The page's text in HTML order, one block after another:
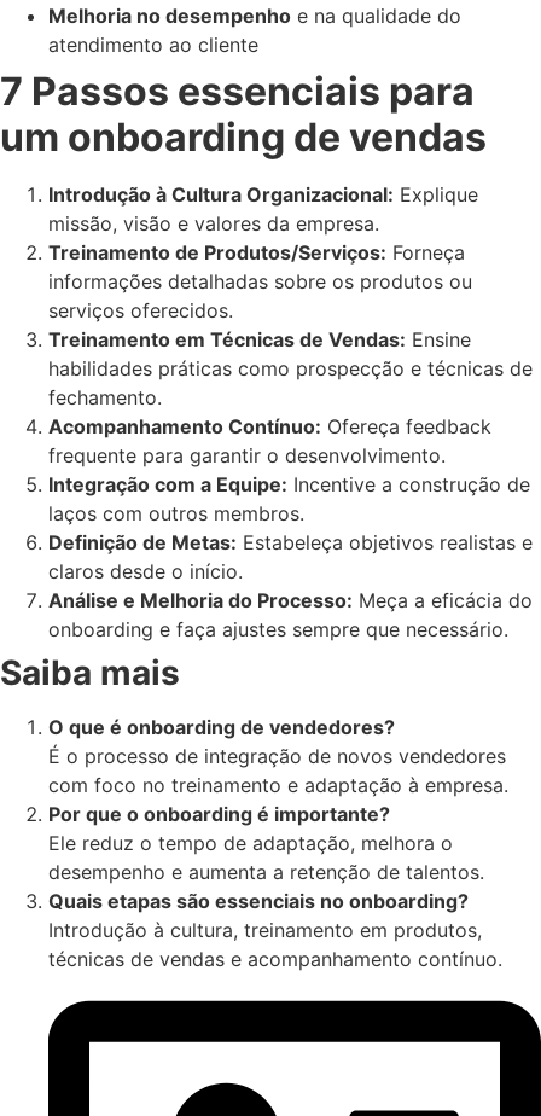
Melhoria no desempenho e na qualidade do
atendimento ao cliente
7 Passos essenciais para
um onboarding de vendas
Introdução à Cultura Organizacional: Explique
missão, visão e valores da empresa.
Treinamento de Produtos/Serviços: Forneça
informações detalhadas sobre os produtos ou
serviços oferecidos.
Treinamento em Técnicas de Vendas: Ensine
habilidades práticas como prospecção e técnicas de
fechamento.
Acompanhamento Contínuo: Ofereça feedback
frequente para garantir o desenvolvimento.
Integração com a Equipe: Incentive a construção de
laços com outros membros.
Definição de Metas: Estabeleça objetivos realistas e
claros desde o início.
Análise e Melhoria do Processo: Meça a eficácia do
onboarding e faça ajustes sempre que necessário.
Saiba mais
O que é onboarding de vendedores?
É o processo de integração de novos vendedores
com foco no treinamento e adaptação à empresa.
Por que o onboarding é importante?
Ele reduz o tempo de adaptação, melhora o
desempenho e aumenta a retenção de talentos.
Quais etapas são essenciais no onboarding?
Introdução à cultura, treinamento em produtos,
técnicas de vendas e acompanhamento contínuo.